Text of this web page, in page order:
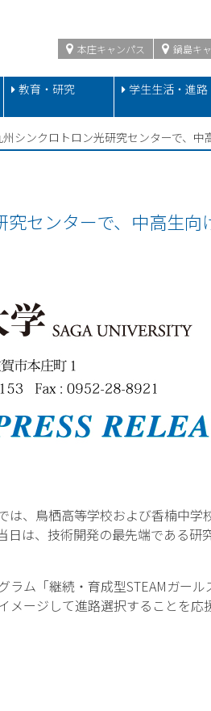
本庄キャンパス 鍋島キ
教育・研究 学生生活・進路
シンクロトロン光研究センターで、中
センターで、中高生向
、鳥栖高等学校および香楠中
は、技術開発の最先端である
ム「継続・育成型STEAMガー
ージして進路選択することを